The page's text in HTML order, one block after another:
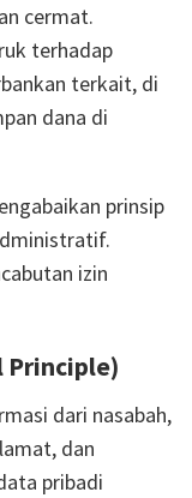
cermat.
terhadap
terkait, di
dana di
prinsip
izin
Principle)
dari nasabah,
dan
pribadi